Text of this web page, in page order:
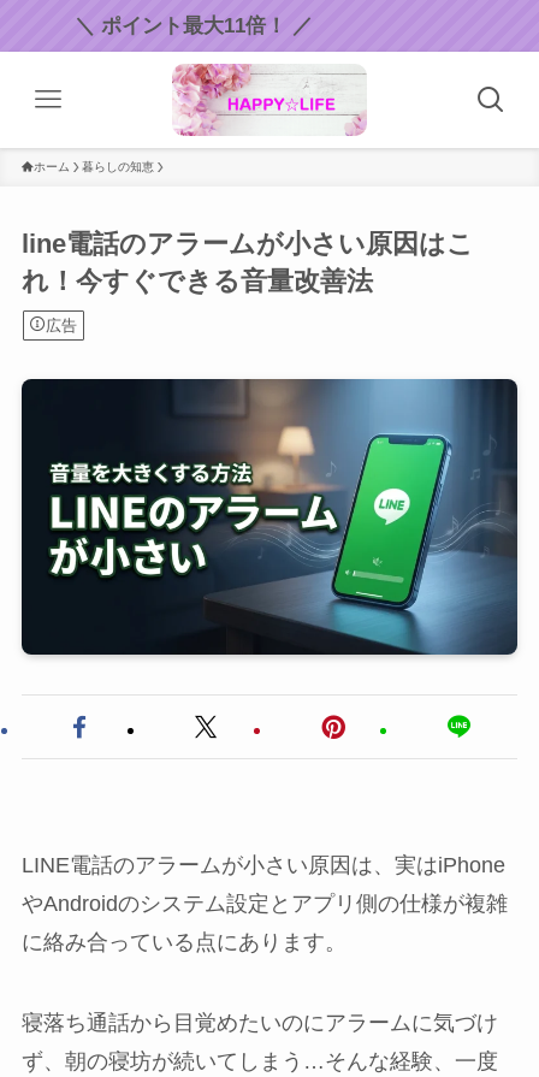
イント最大11倍！ ／
ホーム 暮らしの知恵
line電話のアラームが小さい原因はこ
れ！今すぐできる音量改善法
広告
LINE電話のアラームが小さい原因は、実はiPhone
やAndroidのシステム設定とアプリ側の仕様が複雑
に絡み合っている点にあります。
寝落ち通話から目覚めたいのにアラームに気づけ
ず、朝の寝坊が続いてしまう…そんな経験、一度